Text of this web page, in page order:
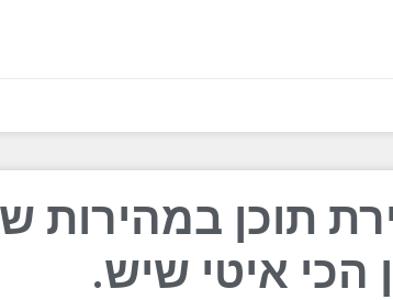
תוכן במהירות
הכי איטי שיש.